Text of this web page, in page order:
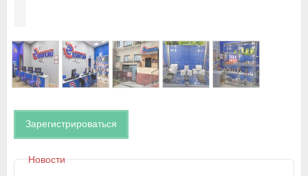
Зарегистрироваться
Новости